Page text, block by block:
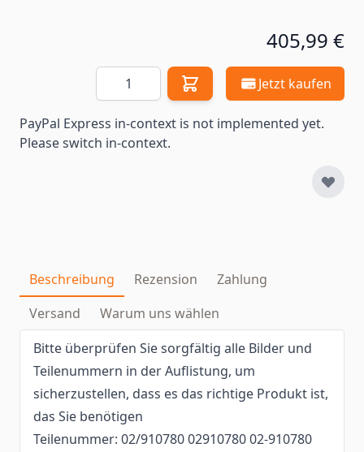
405,99 €
Menge Jetzt kaufen
PayPal Express in-context is not implemented yet.
Please switch in-context.
Beschreibung Rezension
Zahlung
Versand
Warum uns wählen
Bitte überprüfen Sie sorgfältig alle Bilder und
Teilenummern in der Auflistung, um
sicherzustellen, dass es das richtige Produkt ist,
das Sie benötigen
Teilenummer: 02/910780 02910780 02-910780